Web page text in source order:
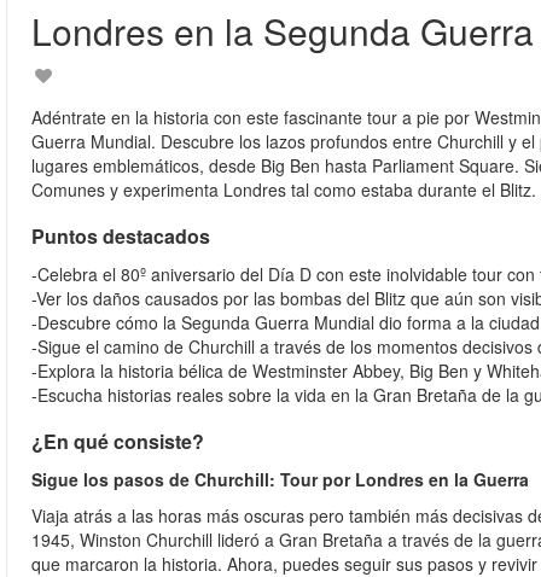
Londres en la Segunda
Adéntrate en la historia con este fascinante tour a pie por
Guerra Mundial. Descubre los lazos profundos entre Churchill y
lugares emblemáticos, desde Big Ben hasta Parliament Square.
Comunes y experimenta Londres tal como estaba durante el Blitz.
Puntos destacados
-Celebra el 80º aniversario del Día D con este inolvidable tour
-Ver los daños causados por las bombas del Blitz que aún son
-Descubre cómo la Segunda Guerra Mundial dio forma a la
-Sigue el camino de Churchill a través de los momentos
-Explora la historia bélica de Westminster Abbey, Big Ben y
-Escucha historias reales sobre la vida en la Gran Bretaña de la
¿En qué consiste?
Sigue los pasos de Churchill: Tour por Londres en la Guerra
Viaja atrás a las horas más oscuras pero también más decisivas
1945, Winston Churchill lideró a Gran Bretaña a través de la
que marcaron la historia. Ahora, puedes seguir sus pasos y